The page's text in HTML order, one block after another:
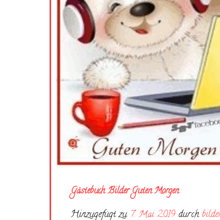
Gästebuch Bilder Guten Morgen
Hinzugefügt zu 7. Mai 2019 durch